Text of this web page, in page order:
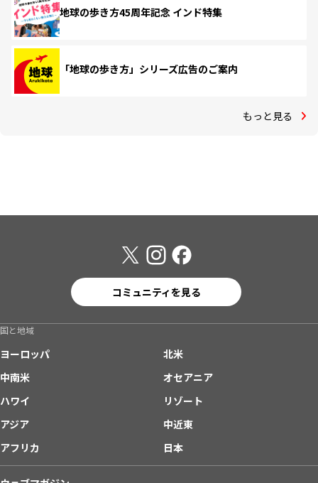
地球の歩き方45周年記念 インド特集
「地球の歩き方」シリーズ広告のご案内
もっと見る
コミュニティを見る
国と地域
ヨーロッパ
北米
中南米
オセアニア
ハワイ
リゾート
アジア
中近東
アフリカ
日本